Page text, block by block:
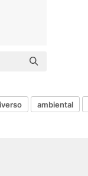
ambiental